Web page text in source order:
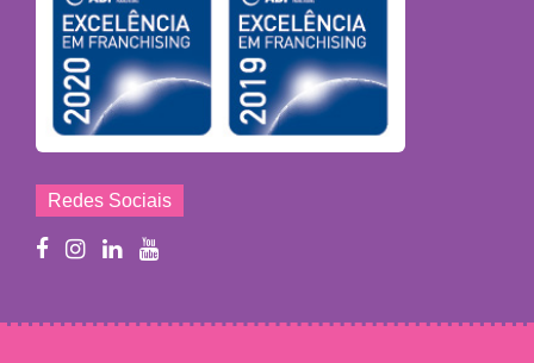
Redes Sociais